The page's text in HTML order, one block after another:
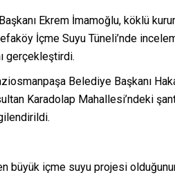
Ekrem İmamoğlu, köklü
İçme Suyu Tüneli’nde
gerçekleştirdi.
Belediye Başkanı
Karadolap Mahallesi’ndeki
büyük içme suyu projesi